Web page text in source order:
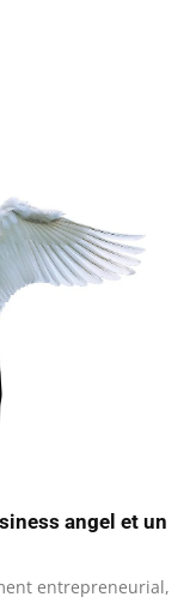
angel et un
entrepreneurial,